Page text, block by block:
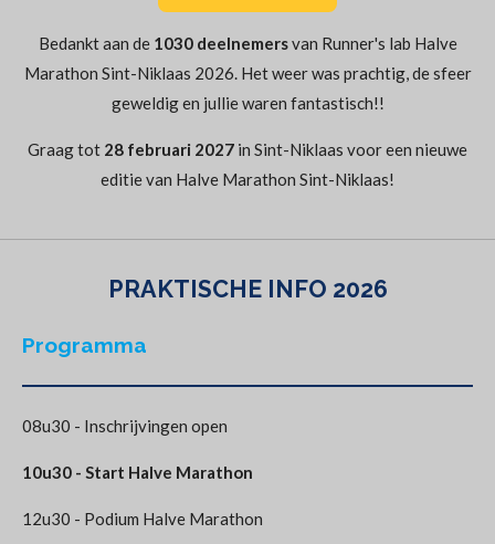
Bedankt aan de 1030 deelnemersvan Runner's lab Halve
Marathon Sint-Niklaas 2026. Het weer was prachtig, de sfeer
geweldig en jullie waren fantastisch!!
Graag tot 28 februari 2027 in Sint-Niklaas voor een nieuwe
editie van Halve Marathon Sint-Niklaas!
PRAKTISCHE INFO 2026
Programma
08u30 - Inschrijvingen open
10u30 - Start Halve Marathon
12u30 - Podium Halve Marathon